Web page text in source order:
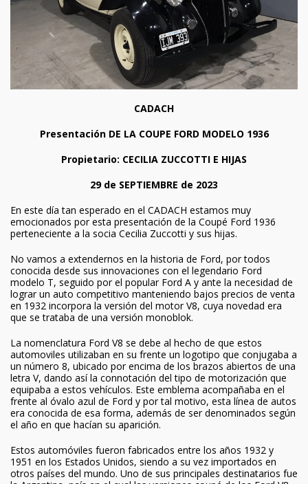
CADACH
Presentación DE LA COUPE FORD MODELO 1936
Propietario: CECILIA ZUCCOTTI E HIJAS
29 de SEPTIEMBRE de 2023
En este día tan esperado en el CADACH estamos muy
emocionados por esta presentación de la Coupé Ford 1936
perteneciente a la socia Cecilia Zuccotti y sus hijas.
No vamos a extendernos en la historia de Ford, por todos
conocida desde sus innovaciones con el legendario Ford
modelo T, seguido por el popular Ford A y ante la necesidad de
lograr un auto competitivo manteniendo bajos precios de venta
en 1932 incorpora la versión del motor V8, cuya novedad era
que se trataba de una versión monoblok.
La nomenclatura Ford V8 se debe al hecho de que estos
automoviles utilizaban en su frente un logotipo que conjugaba a
un número 8, ubicado por encima de los brazos abiertos de una
letra V, dando así la connotación del tipo de motorización que
equipaba a estos vehículos. Este emblema acompañaba en el
frente al óvalo azul de Ford y por tal motivo, esta línea de autos
era conocida de esa forma, además de ser denominados según
el año en que hacían su aparición.
Estos automóviles fueron fabricados entre los años 1932 y
1951 en los Estados Unidos, siendo a su vez importados en
otros países del mundo. Uno de sus principales destinatarios fue